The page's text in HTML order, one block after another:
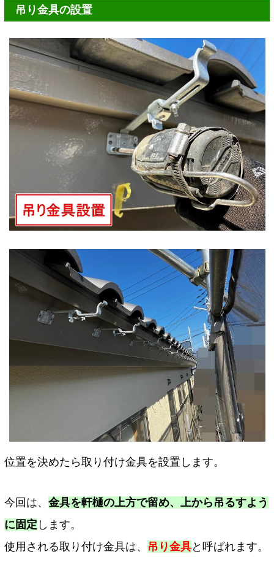
吊り金具の設置
位置を決めたら取り付け金具を設置します。
今回は、 金具を軒樋の上方で留め、上から吊るすよう
に固定 します。
使用される取り付け金具は、 吊り金具と呼ばれます。